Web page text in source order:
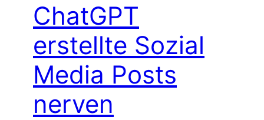
ChatGPT
erstellte Sozial
Media Posts
nerven